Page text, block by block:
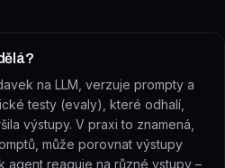
na LLM, verzuje prompty a
testy (evaly), které odhalí,
výstupy. V praxi to znamená,
může porovnat výstupy
agent reaguje na různé vstupy –